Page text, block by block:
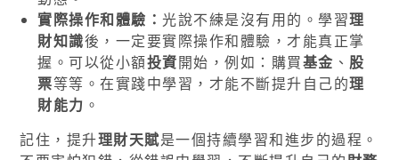
實際操作和體驗： 光說不練是沒有用的。學習理
財知識後，一定要實際操作和體驗，才能真正掌
握。可以從小額投資開始，例如：購買基金 、 股
票等等。在實踐中學習，才能不斷提升自己的理
財能力 。
記住，提升理財天賦是一個持續學習和進步的過程。